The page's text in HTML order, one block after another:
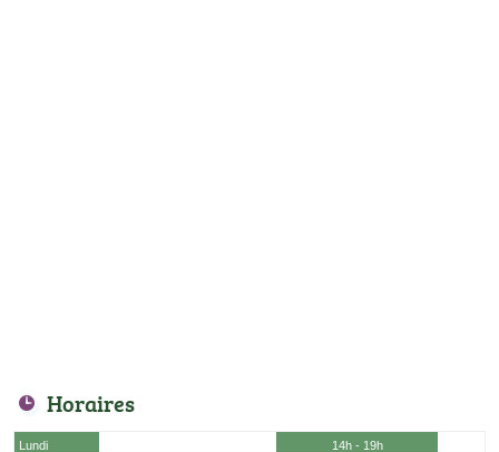
Horaires
Lundi
14h - 19h